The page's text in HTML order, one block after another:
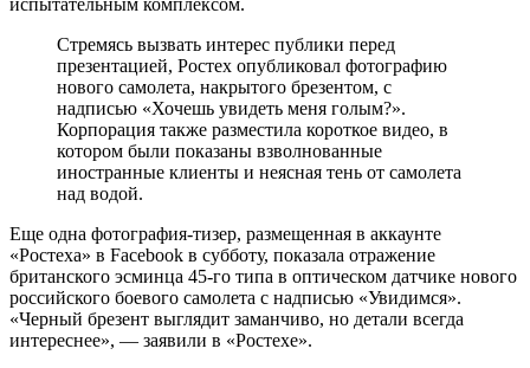
Стремясь вызвать интерес публики перед
презентацией, Ростех опубликовал фотографию
нового самолета, накрытого брезентом, с
надписью «Хочешь увидеть меня голым?».
Корпорация также разместила короткое видео, в
котором были показаны взволнованные
иностранные клиенты и неясная тень от самолета
над водой.
Еще одна фотография-тизер, размещенная в аккаунте
«Ростеха» в Facebook в субботу, показала отражение
британского эсминца 45-го типа в оптическом датчике нового
российского боевого самолета с надписью «Увидимся».
«Черный брезент выглядит заманчиво, но детали всегда
интереснее», — заявили в «Ростехе».